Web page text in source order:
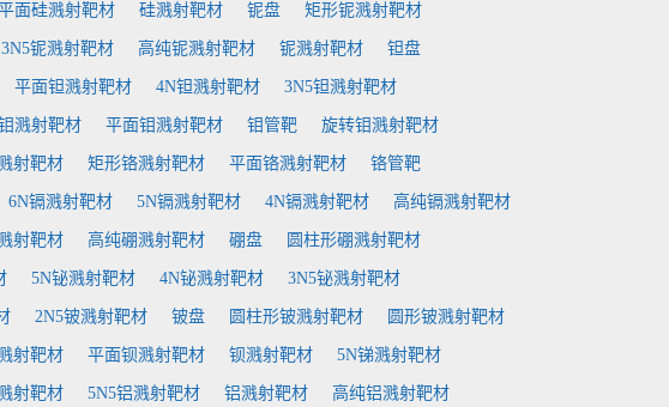
面硅溅射靶材 硅溅射靶材 铌盘 矩形铌溅射靶材
3N5铌溅射靶材 高纯铌溅射靶材 铌溅射靶材 钽盘
平面钽溅射靶材 4N钽溅射靶材 3N5钽溅射靶材
溅射靶材 平面钼溅射靶材 钼管靶 旋转钼溅射靶材
射靶材 矩形铬溅射靶材 平面铬溅射靶材 铬管靶
6N镉溅射靶材 5N镉溅射靶材 4N镉溅射靶材 高纯镉溅射靶材
射靶材 高纯硼溅射靶材 硼盘 圆柱形硼溅射靶材
5N铋溅射靶材 4N铋溅射靶材 3N5铋溅射靶材
2N5铍溅射靶材 铍盘 圆柱形铍溅射靶材 圆形铍溅射靶材
射靶材 平面钡溅射靶材 钡溅射靶材 5N锑溅射靶材
射靶材 5N5铝溅射靶材 铝溅射靶材 高纯铝溅射靶材